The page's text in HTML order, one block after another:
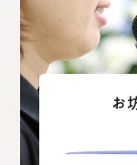
お